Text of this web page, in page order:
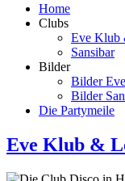
Home
Clubs
Eve Klub
Sansibar
Bilder
Bilder
Bilder
Die Partymeile
Eve Klub &